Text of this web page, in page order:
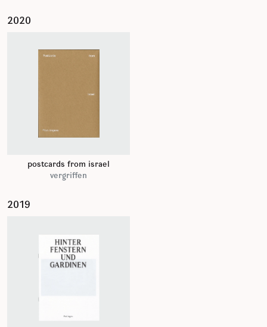
2020
postcards from israel
vergriffen
2019